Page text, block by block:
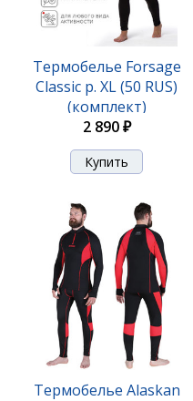
Термобелье Forsage
Classic р. XL (50 RUS)
(комплект)
2 890 ₽
Термобелье Alaskan